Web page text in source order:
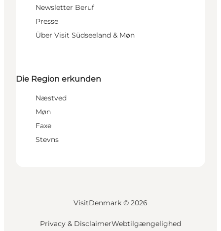
Newsletter Beruf
Presse
Über Visit Südseeland & Møn
Die Region erkunden
Næstved
Møn
Faxe
Stevns
VisitDenmark © 2026
Privacy & DisclaimerWebtilgængelighed